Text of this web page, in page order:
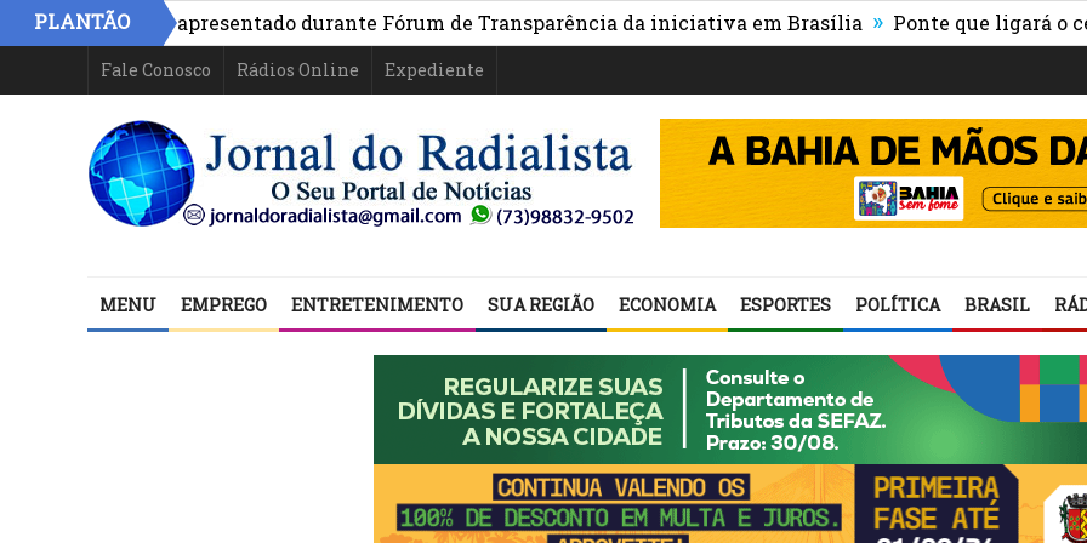
PLANTÃO
Bahia é apresentado durante Fórum de Transparência da iniciativa em Brasília » Ponte que ligará o centro
Fale Conosco Rádios Online Expediente
MENU EMPREGO ENTRETENIMENTO SUA REGIÃO ECONOMIA ESPORTES POLÍTICA BRASIL